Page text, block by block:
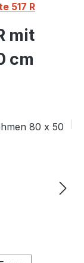
517 R
mit
cm